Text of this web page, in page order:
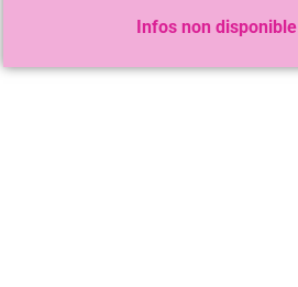
Infos non disponible